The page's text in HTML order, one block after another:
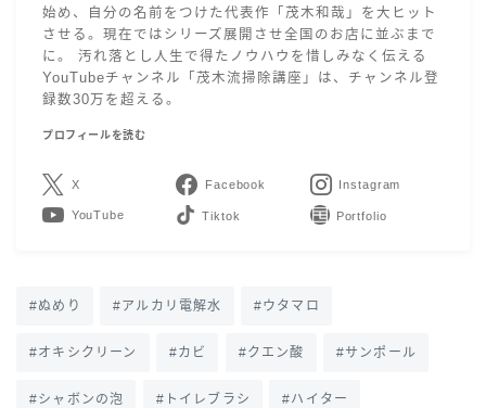
始め、自分の名前をつけた代表作「茂木和哉」を大ヒット
させる。現在ではシリーズ展開させ全国のお店に並ぶまで
に。 汚れ落とし人生で得たノウハウを惜しみなく伝える
YouTubeチャンネル「茂木流掃除講座」は、チャンネル登
録数30万を超える。
プロフィールを読む
X Facebook Instagram
YouTube LINE Contact
ぬめり アルカリ電解水 ウタマロ
オキシクリーン カビ クエン酸 サンポール
シャボンの泡 トイレブラシ ハイター